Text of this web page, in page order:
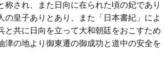
され、また日向に在られた頃の妃であり
皇子ありとあり、また「日本書紀」によ
共に日向を立って大和朝廷をおこすため
の地より御東遷の御成功と道中の安全を